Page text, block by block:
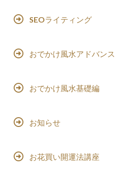
SEOライティング
おでかけ風水アドバンス
おでかけ風水基礎編
お知らせ
お花買い開運法講座